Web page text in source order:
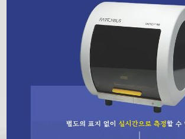
높은 사용
최고 사양
Cubis® II